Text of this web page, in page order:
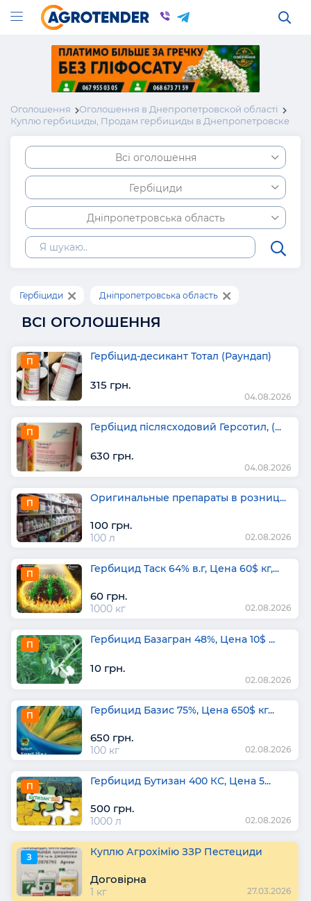
Оголошення
Оголошення в Днепропетровской області
Куплю гербициды, Продам гербициды в Днепропетровске
Всі оголошення
Гербіциди
Дніпропетровська область
Гербіциди Дніпропетровська область
ВСІ ОГОЛОШЕННЯ
П Гербіцид-десикант Тотал (Раундап)
315 грн.
04.08.2026
П Гербіцид післясходовий Герсотил, (...
630 грн.
04.08.2026
П Оригинальные препараты в розниц...
100 грн.
100 л 02.08.2026
П Гербицид Таск 64% в.г, Цена 60$ кг,...
60 грн.
1000 кг 02.08.2026
П Гербицид Базагран 48%, Цена 10$ ...
10 грн.
02.08.2026
П Гербицид Базис 75%, Цена 650$ кг...
650 грн.
100 кг 02.08.2026
П Гербицид Бутизан 400 КС, Цена 5...
500 грн.
1000 л 02.08.2026
З Куплю Агрохімію ЗЗР Пестециди
Договірна
1 кг 27.03.2026